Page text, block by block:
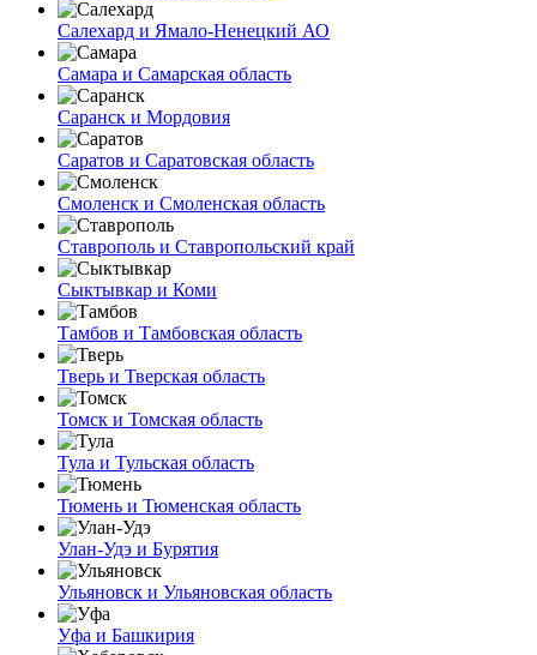
Салехард и Ямало-Ненецкий АО
Самара и Самарская область
Саранск и Мордовия
Саратов и Саратовская область
Смоленск и Смоленская область
Ставрополь и Ставропольский край
Сыктывкар и Коми
Тамбов и Тамбовская область
Тверь и Тверская область
Томск и Томская область
Тула и Тульская область
Тюмень и Тюменская область
Улан-Удэ и Бурятия
Ульяновск и Ульяновская область
Уфа и Башкирия